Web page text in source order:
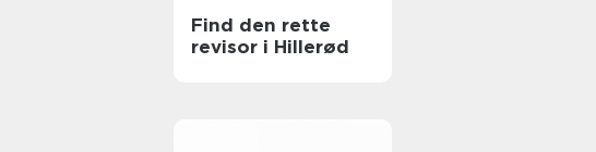
Find den rette
revisor i Hillerød